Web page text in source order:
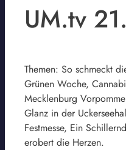
UM.tv
Themen: So schmeckt
Grünen Woche,
Mecklenburg
Glanz in der
Festmesse, Ein
erobert die Herzen.